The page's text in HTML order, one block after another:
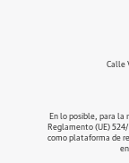
Calle
En lo posible, para la
Reglamento (UE)
como plataforma de